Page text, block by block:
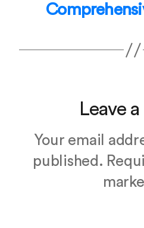
Leave
Your email
published.